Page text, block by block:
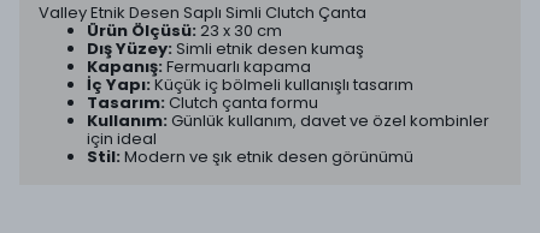
Valley Etnik Desen Saplı Simli Clutch Çanta
Ürün Ölçüsü: 23 x 30 cm
Dış Yüzey: Simli etnik desen kumaş
Kapanış: Fermuarlı kapama
İç Yapı:Küçük iç bölmeli kullanışlı tasarım
Tasarım: Clutch çanta formu
Kullanım: Günlük kullanım, davet ve özel kombinler
için ideal
Stil: Modern ve şık etnik desen görünümü